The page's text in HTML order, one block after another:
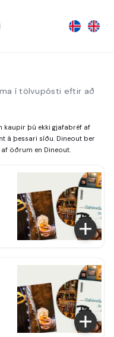
í tölvupósti eftir að
kaupir þú ekki gjafabréf af
á þessari síðu. Dineout ber
öðrum en Dineout.